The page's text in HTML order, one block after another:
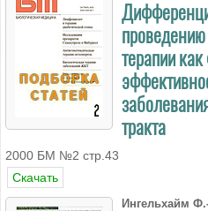
терапии
тракта
2000 БМ №2 стр.43
Скачать
Ингельхайм